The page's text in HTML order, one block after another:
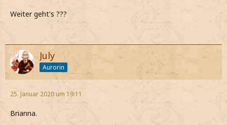
Weiter geht's ???
July
Aurorin
25. Januar 2020 um 19:11
Brianna.